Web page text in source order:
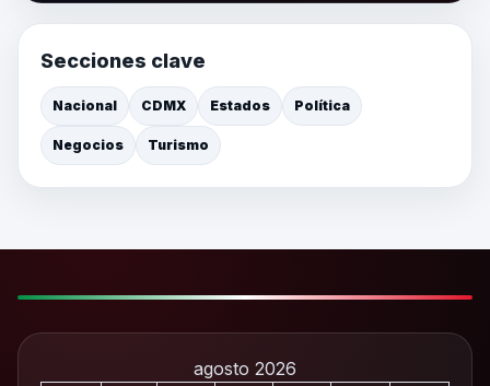
Secciones clave
Nacional CDMX Estados Política
Negocios Turismo
agosto 2026